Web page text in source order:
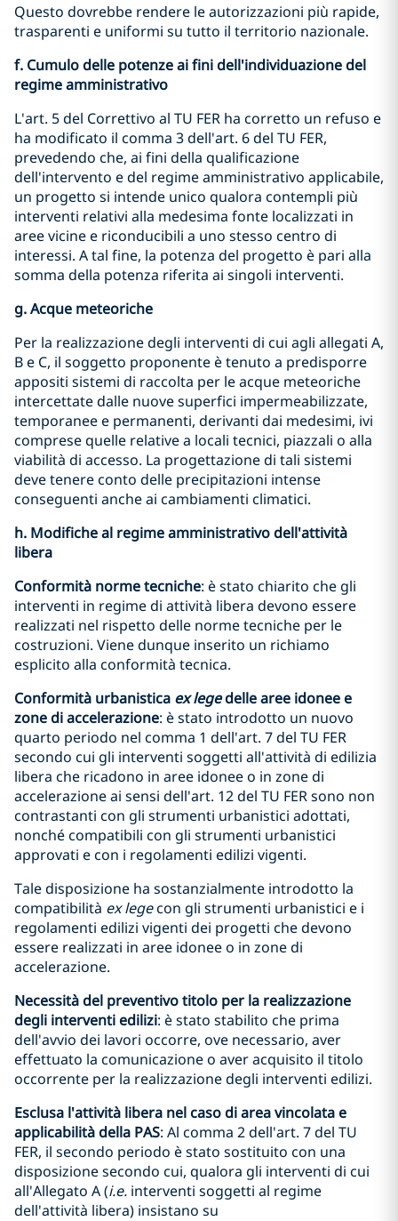
Questo dovrebbe rendere le autorizzazioni più rapide,
trasparenti e uniformi su tutto il territorio nazionale.
f. Cumulo delle potenze ai fini dell'individuazione del
regime amministrativo
L'art. 5 del Correttivo al TU FER ha corretto un refuso e
ha modificato il comma 3 dell'art. 6 del TU FER,
prevedendo che, ai fini della qualificazione
dell'intervento e del regime amministrativo applicabile,
un progetto si intende unico qualora contempli più
interventi relativi alla medesima fonte localizzati in
aree vicine e riconducibili a uno stesso centro di
interessi. A tal fine, la potenza del progetto è pari alla
somma della potenza riferita ai singoli interventi.
g. Acque meteoriche
Per la realizzazione degli interventi di cui agli allegati A,
B e C, il soggetto proponente è tenuto a predisporre
appositi sistemi di raccolta per le acque meteoriche
intercettate dalle nuove superfici impermeabilizzate,
temporanee e permanenti, derivanti dai medesimi, ivi
comprese quelle relative a locali tecnici, piazzali o alla
viabilità di accesso. La progettazione di tali sistemi
deve tenere conto delle precipitazioni intense
conseguenti anche ai cambiamenti climatici.
h. Modifiche al regime amministrativo dell'attività
libera
Conformità norme tecniche: è stato chiarito che gli
interventi in regime di attività libera devono essere
realizzati nel rispetto delle norme tecniche per le
costruzioni. Viene dunque inserito un richiamo
esplicito alla conformità tecnica.
Conformità urbanistica ex legedelle aree idonee e
zone di accelerazione: è stato introdotto un nuovo
quarto periodo nel comma 1 dell'art. 7 del TU FER
secondo cui gli interventi soggetti all'attività di edilizia
libera che ricadono in aree idonee o in zone di
accelerazione ai sensi dell'art. 12 del TU FER sono non
contrastanti con gli strumenti urbanistici adottati,
nonché compatibili con gli strumenti urbanistici
approvati e con i regolamenti edilizi vigenti.
Tale disposizione ha sostanzialmente introdotto la
compatibilità ex legecon gli strumenti urbanistici e i
regolamenti edilizi vigenti dei progetti che devono
essere realizzati in aree idonee o in zone di
accelerazione.
Necessità del preventivo titolo per la realizzazione
degli interventi edilizi: è stato stabilito che prima
dell'avvio dei lavori occorre, ove necessario, aver
effettuato la comunicazione o aver acquisito il titolo
occorrente per la realizzazione degli interventi edilizi.
Esclusa l'attività libera nel caso di area vincolata e
applicabilità della PAS: Al comma 2 dell'art. 7 del TU
FER, il secondo periodo è stato sostituito con una
disposizione secondo cui, qualora gli interventi di cui
all'Allegato A (i.e. interventi soggetti al regime
dell'attività libera) insistano su